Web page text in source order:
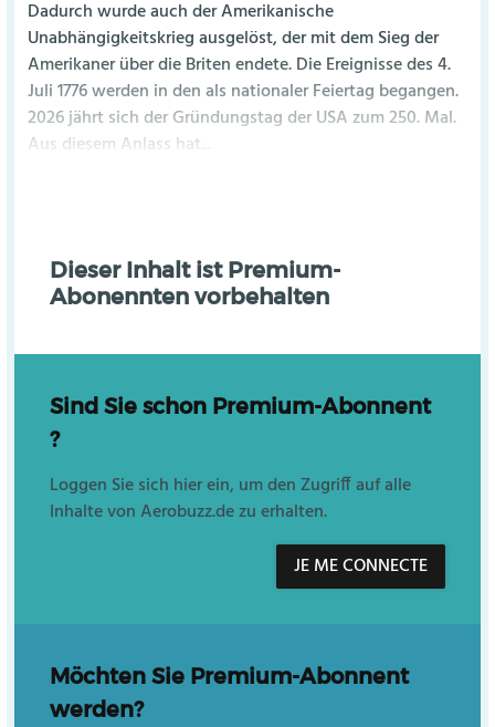
Dadurch wurde auch der Amerikanische
Unabhängigkeitskrieg ausgelöst, der mit dem Sieg der
Amerikaner über die Briten endete. Die Ereignisse des 4.
Juli 1776 werden in den als nationaler Feiertag begangen.
2026 jährt sich der Gründungstag der USA zum 250. Mal.
Aus diesem Anlass hat...
Dieser Inhalt ist Premium-
Abonennten vorbehalten
Sind Sie schon Premium-Abonnent
?
Loggen Sie sich hier ein, um den Zugriff auf alle
Inhalte von Aerobuzz.de zu erhalten.
JE ME CONNECTE
Möchten Sie Premium-Abonnent
werden?